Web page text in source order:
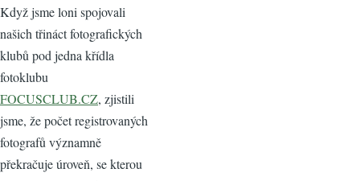
Když jsme loni spojovali
našich třináct fotografických
klubů pod jedna křídla
fotoklubu
FOCUSCLUB.CZ, zjistili
jsme, že počet registrovaných
fotografů významně
překračuje úroveň, se kterou